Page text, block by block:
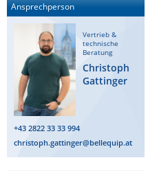
Ansprechperson
Vertrieb &
technische
Beratung
Christoph
Gattinger
+43 2822 33 33 994
christoph.gattinger@bellequip.at